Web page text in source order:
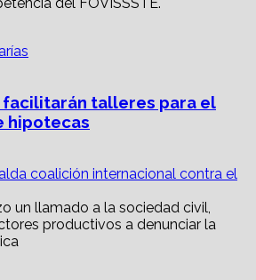
facilitarán talleres para el
hipotecas
coalición internacional contra el